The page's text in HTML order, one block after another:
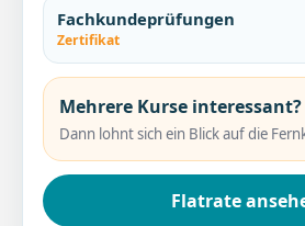
Fachkundeprüfungen
Zertifikat
Mehrere Kurse interessant?
Dann lohnt sich ein Blick auf die
Flatrate